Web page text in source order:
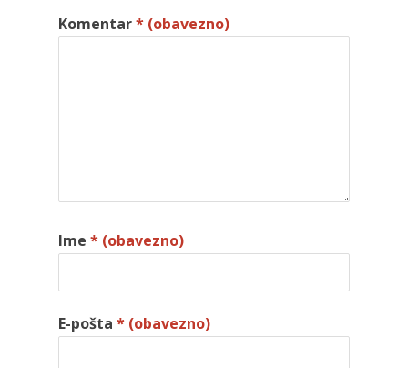
Komentar* (obavezno)
Ime * (obavezno)
E-pošta * (obavezno)